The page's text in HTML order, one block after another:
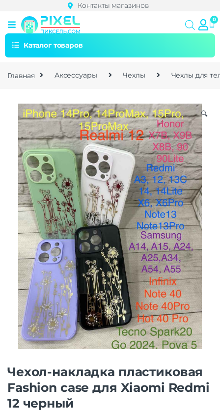
Контакты магазинов
Каталог товаров
Главная Аксессуары Чехлы Чехлы для
🔍
Чехол-накладка пластиковая
Fashion case для Xiaomi Redmi
12 черный